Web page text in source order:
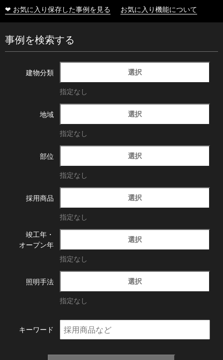
❤ お気に入り保存した事例を見る お気に入り機能について
事例を検索する
建物分類 選択
指定なし
地域 選択
指定なし
部位 選択
指定なし
採用商品 選択
指定なし
竣工年・
オープン年
選択
指定なし
照明手法 選択
指定なし
キーワード